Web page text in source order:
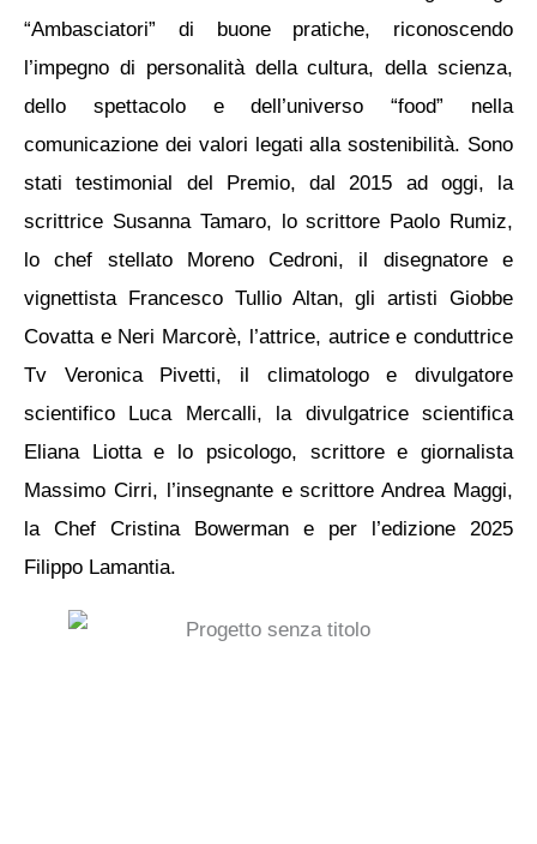
“Ambasciatori” di buone pratiche, riconoscendo
l’impegno di personalità della cultura, della scienza,
dello spettacolo e dell’universo “food” nella
comunicazione dei valori legati alla sostenibilità. Sono
stati testimonial del Premio, dal 2015 ad oggi, la
scrittrice Susanna Tamaro, lo scrittore Paolo Rumiz,
lo chef stellato Moreno Cedroni, il disegnatore e
vignettista Francesco Tullio Altan, gli artisti Giobbe
Covatta e Neri Marcorè, l’attrice, autrice e conduttrice
Tv Veronica Pivetti, il climatologo e divulgatore
scientifico Luca Mercalli, la divulgatrice scientifica
Eliana Liotta e lo psicologo, scrittore e giornalista
Massimo Cirri, l’insegnante e scrittore Andrea Maggi,
la Chef Cristina Bowerman e per l’edizione 2025
Filippo Lamantia.